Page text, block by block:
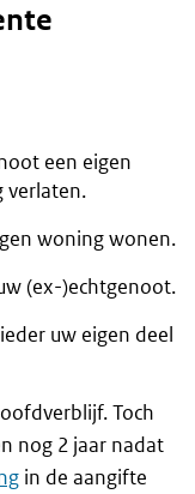
een eigen
verlaten.
woning wonen.
(ex-)echtgenoot.
uw eigen deel
Toch
nog 2 jaar nadat
in de aangifte